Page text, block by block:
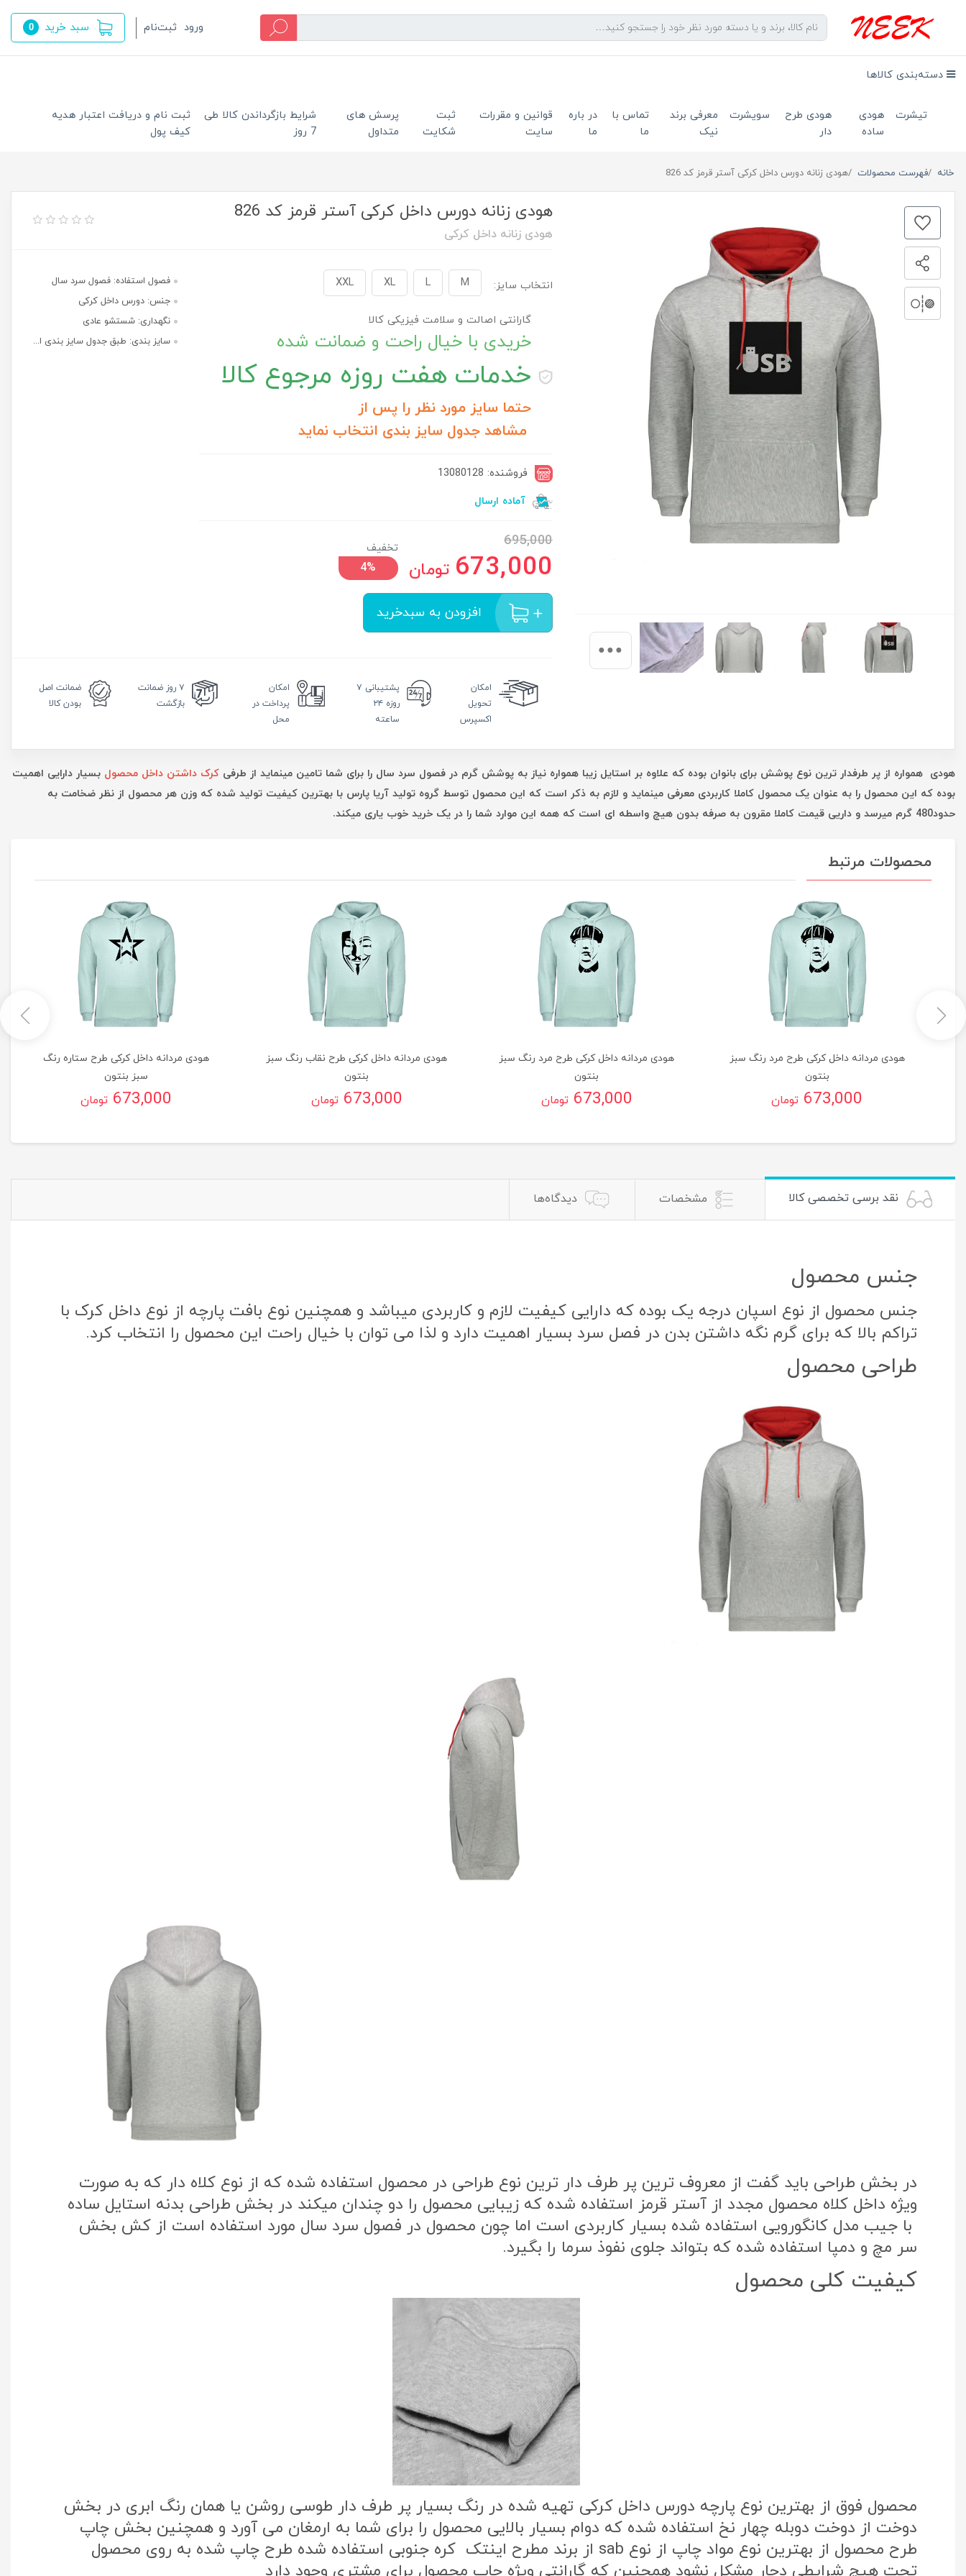
ورود ثبت‌نام سبد خرید 0
دسته‌بندی کالاها
تیشرت
هودی
ساده
هودی طرح
دار
سویشرت
معرفی برند
نیک
تماس با
ما
در باره
ما
قوانین و مقررات
سایت
ثبت
شکایت
پرسش های
متداول
شرایط بازگرداندن کالا طی
7 روز
ثبت نام و دریافت اعتبار هدیه
کیف پول
خانه فهرست محصولات هودی زنانه دورس داخل کرکی آستر قرمز کد 826
هودی زنانه دورس داخل کرکی آستر قرمز کد 826
هودی زنانه داخل کرکی
انتخاب سایز: M
L
XL
XXL
گارانتی اصالت و سلامت فیزیکی کالا
خریدی با خیال راحت و ضمانت شده
خدمات هفت روزه مرجوع کالا
حتما سایز مورد نظر را پس از
مشاهد جدول سایز بندی انتخاب نماید
فروشنده: 13080128
آماده ارسال
695,000
673,000 تومان
تخفیف
4%
افزودن به سبدخرید
فصول استفاده: فصول سرد سال
جنس: دورس داخل کرکی
نگهداری: شستشو عادی
سایز بندی: طبق جدول سایز بندی ا...
امکان
تحویل
اکسپرس
پشتیبانی ۷
روزه ۲۴
ساعته
امکان
پرداخت در
محل
۷ روز
ضمانت
بازگشت
ضمانت اصل
بودن کالا
هودی همواره از پر طرفدار ترین نوع پوشش برای بانوان بوده که علاوه بر استایل زیبا همواره نیاز به پوشش گرم در فصول سرد سال را برای شما تامین مینماید از طرفی کرک داشتن داخل محصول بسیار دارایی اهمیت
بوده که این محصول را به عنوان یک محصول کاملا کاربردی معرفی مینماید و لازم به ذکر است که این محصول توسط گروه تولید آریا پارس با بهترین کیفیت تولید شده که وزن هر محصول از نظر ضخامت به
حدود480 گرم میرسد و داریی قیمت کاملا مقرون به صرفه بدون هیچ واسطه ای است که همه این موارد شما را در یک خرید خوب یاری میکند.
محصولات مرتبط
هودی مردانه داخل کرکی طرح مرد رنگ سبز
بنتون
673,000 تومان
هودی مردانه داخل کرکی طرح مرد رنگ سبز
بنتون
673,000 تومان
هودی مردانه داخل کرکی طرح نقاب رنگ سبز
بنتون
673,000 تومان
هودی مردانه داخل کرکی طرح ستاره رنگ
سبز بنتون
673,000 تومان
نقد برسی تخصصی کالا مشخصات دیدگاه‌ها
جنس محصول
جنس محصول از نوع اسپان درجه یک بوده که دارایی کیفیت لازم و کاربردی میباشد و همچنین نوع بافت پارچه از نوع داخل کرک با
تراکم بالا که برای گرم نگه داشتن بدن در فصل سرد بسیار اهمیت دارد و لذا می توان با خیال راحت این محصول را انتخاب کرد.
طراحی محصول
در بخش طراحی باید گفت از معروف ترین پر طرف دار ترین نوع طراحی در محصول استفاده شده که از نوع کلاه دار که به صورت
ویژه داخل کلاه محصول مجدد از آستر قرمز استفاده شده که زیبایی محصول را دو چندان میکند در بخش طراحی بدنه استایل ساده
با جیب مدل کانگورویی استفاده شده بسیار کاربردی است اما چون محصول در فصول سرد سال مورد استفاده است از کش بخش
سر مچ و دمپا استفاده شده که بتواند جلوی نفوذ سرما را بگیرد.
کیفیت کلی محصول
محصول فوق از بهترین نوع پارچه دورس داخل کرکی تهیه شده در رنگ بسیار پر طرف دار طوسی روشن یا همان رنگ ابری در بخش
دوخت از دوخت دوبله چهار نخ استفاده شده که دوام بسیار بالایی محصول را برای شما به ارمغان می آورد و همچنین بخش چاپ
طرح محصول از بهترین نوع مواد چاپ از نوع sab از برند مطرح اینتک کره جنوبی استفاده شده طرح چاپ شده به روی محصول
تحت هیچ شرایطی دچار مشکل نشود همچنین که گارانتی ویژه چاپ محصول برای مشتری وجود دارد